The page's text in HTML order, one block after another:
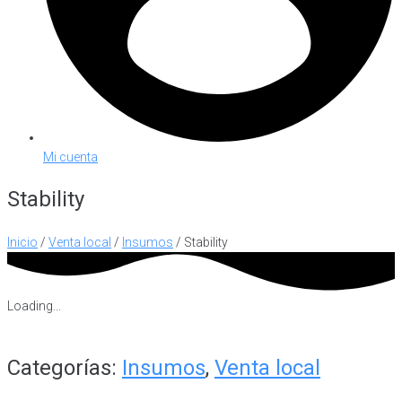
Mi cuenta
Stability
Inicio / Venta local / Insumos / Stability
Loading...
Categorías: Insumos, Venta local